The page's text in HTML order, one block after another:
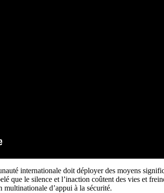
internationale doit déployer des moyens
que le silence et l’inaction coûtent des vies et
d’appui à la sécurité.